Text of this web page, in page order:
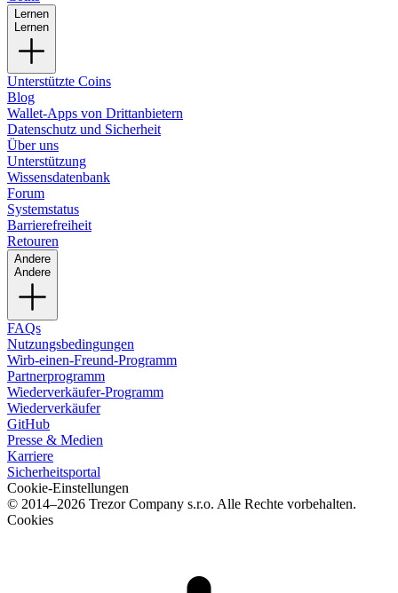
Lernen
Lernen
Unterstützte Coins
Blog
Wallet-Apps von Drittanbietern
Datenschutz und Sicherheit
Über uns
Unterstützung
Wissensdatenbank
Forum
Systemstatus
Barrierefreiheit
Retouren
Andere
Andere
FAQs
Nutzungsbedingungen
Wirb-einen-Freund-Programm
Partnerprogramm
Wiederverkäufer-Programm
Wiederverkäufer
GitHub
Presse & Medien
Karriere
Sicherheitsportal
Cookie-Einstellungen
© 2014–2026 Trezor Company s.r.o. Alle Rechte vorbehalten.
Cookies